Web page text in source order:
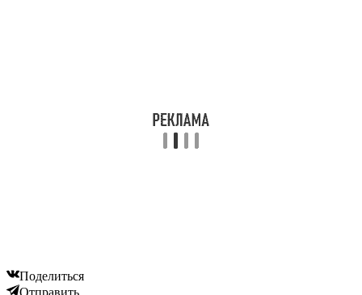
Поделиться
Отправить